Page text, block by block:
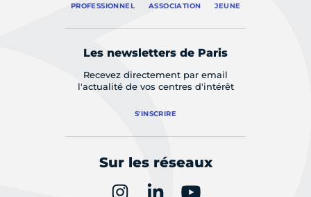
PROFESSIONNEL ASSOCIATION JEUNE
Les newsletters de Paris
Recevez directement par email
l'actualité de vos centres d'intérêt
S'INSCRIRE
Sur les réseaux